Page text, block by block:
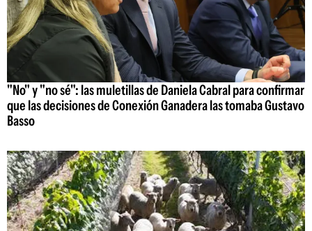
"No" y "no sé": las muletillas de Daniela Cabral para confirmar
que las decisiones de Conexión Ganadera las tomaba Gustavo
Basso